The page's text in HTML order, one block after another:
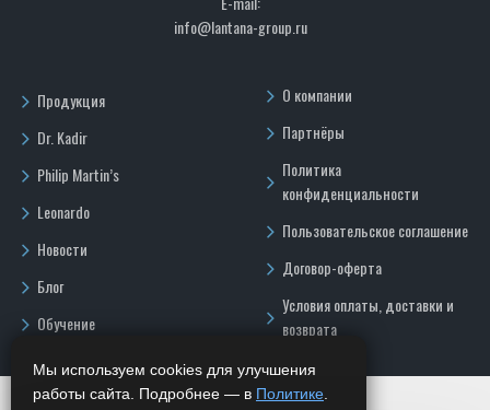
info@lantana-group.ru
Продукция
Dr. Kadir
Philip Martin’s
Leonardo
Новости
Блог
Обучение
О компании
Партнёры
Политика
конфиденциальности
Пользовательское соглашение
Договор-оферта
Условия оплаты, доставки и
возврата
Мы используем cookies для улучшения
работы сайта. Подробнее — в Политике